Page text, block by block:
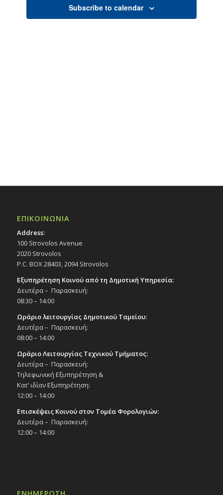
Subscribe to calendar
ΕΠΙΚΟΙΝΩΝΙΑ
Address:
100 Strovolos Avenue
2020 Strovolos
P.C. BOX 28403, 2094 Strovolos
Εξυπηρέτηση Κοινού από τη Δημοτική Υπηρεσία:
Δευτέρα – Παρασκευή:
08:30 – 14:00
Ωράριο λειτουργίας Δημοτικού Ταμείου:
Δευτέρα – Παρασκευή:
08:00 – 14:00
Ωράριο Λειτουργίας Τεχνικού Τμήματος:
Δευτέρα – Παρασκευή:
Τηλεφωνική Εξυπηρέτηση &
Κατ’ ιδίαν Εξυπηρέτηση:
12:00 – 14:00
Επισκέψεις Κοινού στον Τομέα Φορολογιών:
Δευτέρα – Παρασκευή:
12:00 – 14:00
ΕΝΗΜΕΡΩΣΗ